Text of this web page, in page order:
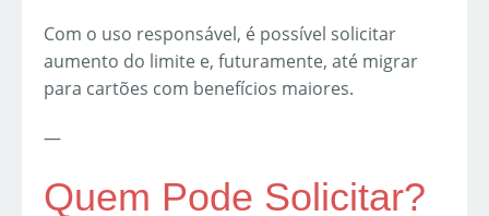
Com o uso responsável, é possível solicitar
aumento do limite e, futuramente, até migrar
para cartões com benefícios maiores.
—
Quem Pode Solicitar?